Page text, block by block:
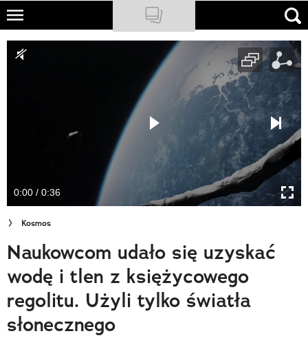
Skip
main
NATIONAL GEOGRAPHIC
Newsletter
Cuda Polski
Wielki Konkurs Fotograficzny
Trendbook Podróżniczy
Polecane
0:00 / 0:36
Kosmos
Naukowcom udało się uzyskać
wodę i tlen z księżycowego
regolitu. Użyli tylko światła
słonecznego